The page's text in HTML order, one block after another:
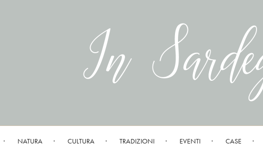
NATURA CULTURA TRADIZIONI EVENTI CASE